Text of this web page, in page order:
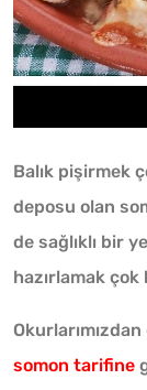
Balık pişirmek
deposu olan
de sağlıklı bir
hazırlamak çok
somon tarifine